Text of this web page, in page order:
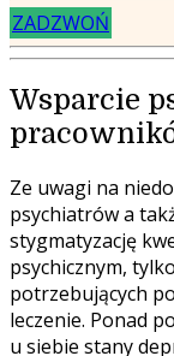
ZADZWOŃ
Wsparcie
Ze uwagi na
psychiatrów a
stygmatyzację
psychicznym,
potrzebujących
leczenie. Ponad
u siebie stany